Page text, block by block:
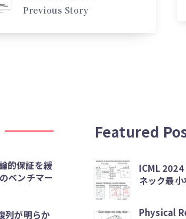
Previous Story
的保証を緩
ベンチマー
が明らか
Featured
ICML
ネック最
Physical